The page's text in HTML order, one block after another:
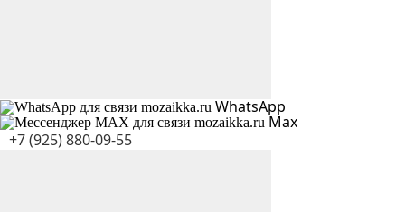
WhatsApp
Max